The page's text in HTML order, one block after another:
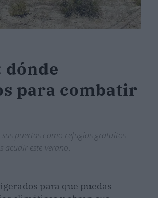
para combatir
sus puertas como refugios gratuitos
acudir este verano.
para que puedas